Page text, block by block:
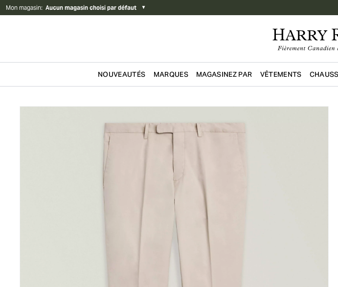
Mon magasin: Aucun magasin choisi par défaut ▼
NOUVEAUTÉS MARQUES MAGASINEZ PAR VÊTEMENTS